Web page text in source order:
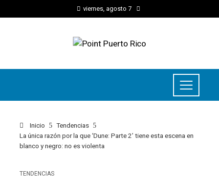
viernes, agosto 7
Inicio
Tendencias
La única razón por la que ‘Dune: Parte 2’ tiene esta escena en
blanco y negro: no es violenta
TENDENCIAS